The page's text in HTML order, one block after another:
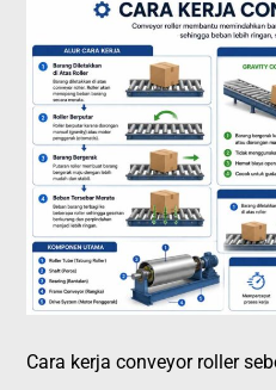
Cara kerja conveyor roller